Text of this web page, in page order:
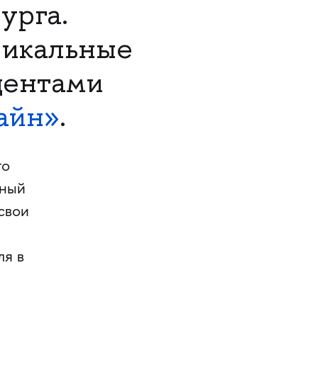
.
в